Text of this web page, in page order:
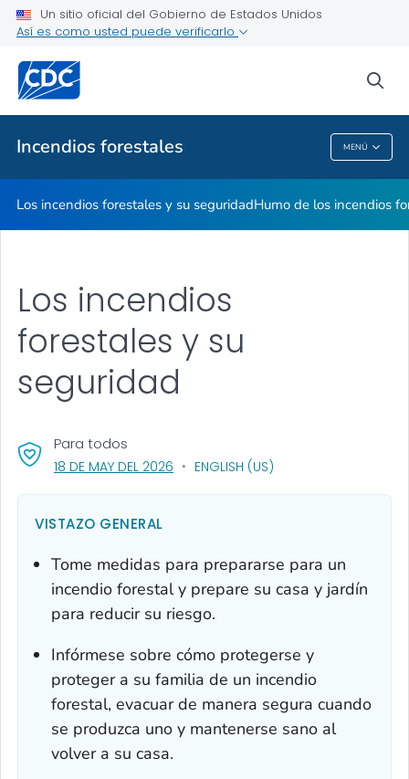
Un sitio oficial del Gobierno de Estados Unidos
Así es como usted puede verificarlo
Incendios forestales MENÚ
Los incendios forestales y su seguridad
Humo de los incendios forestales
Cómo prepararse para los incendios forestales
VER TODO
Incendios Forestales
Los incendios forestales y su seguridadHumo de los incendios
Los incendios
forestales y su
seguridad
Para todos
18 DE MAY DEL 2026 , VISIT LINK FOR DETAILS.
ENGLISH (US)
VISTAZO GENERAL
Tome medidas para prepararse para un
incendio forestal y prepare su casa y jardín
para reducir su riesgo.
Infórmese sobre cómo protegerse y
proteger a su familia de un incendio
forestal, evacuar de manera segura cuando
se produzca uno y mantenerse sano al
volver a su casa.